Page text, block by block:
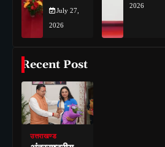
July 27,
2026
2026
Recent Post
उत्तराखण्ड